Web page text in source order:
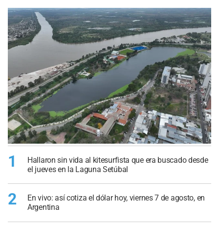
1
Hallaron sin vida al kitesurfista que era buscado desde
el jueves en la Laguna Setúbal
2
En vivo: así cotiza el dólar hoy, viernes 7 de agosto, en
Argentina